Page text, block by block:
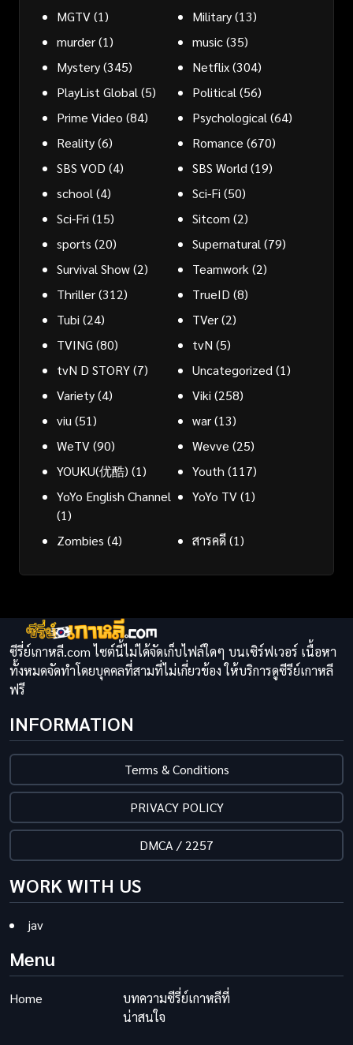
MGTV(1) Military(13)
murder(1) music(35)
Mystery(345) Netflix(304)
PlayList Global (5) Political (56)
Prime Video (84) Psychological (64)
Reality(6) Romance (670)
SBS VOD (4) SBS World (19)
school (4) Sci-Fi (50)
Sci-Fri (15) Sitcom (2)
sports (20) Supernatural (79)
Survival Show(2) Teamwork (2)
Thriller(312) TrueID (8)
Tubi (24) TVer(2)
TVING (80) tvN (5)
tvN D STORY(7) Uncategorized (1)
Variety(4) Viki (258)
viu (51) war(13)
WeTV(90) Wevve (25)
YOUKU(优酷) (1) Youth (117)
YoYo English Channel
(1)
YoYo TV(1)
Zombies (4) สารคดี(1)
ซีรี่ย์เกาหลี.com ไซต์นี้ไม่ได้จัดเก็บไฟล์ใดๆ บนเซิร์ฟเวอร์ เนื้อหา
ทั้งหมดจัดทำโดยบุคคลที่สามที่ไม่เกี่ยวข้อง ให้บริการดูซีรีย์เกาหลี
ฟรี
INFORMATION
Terms & Conditions
PRIVACY POLICY
DMCA / 2257
WORK WITH US
jav
Menu
Home
บทความซีรี่ย์เกาหลีที่
น่าสนใจ